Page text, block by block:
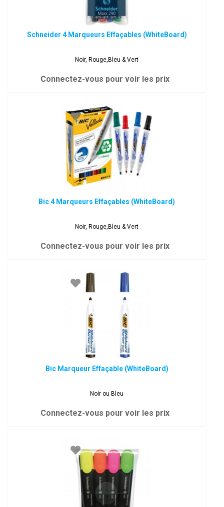
Schneider 4 Marqueurs Effaçables (WhiteBoard)
Noir, Rouge,Bleu & Vert
Connectez-vous pour voir les prix
Bic 4 Marqueurs Effaçables (WhiteBoard)
Noir, Rouge,Bleu & Vert
Connectez-vous pour voir les prix
Bic Marqueur Effaçable (WhiteBoard)
Noir ou Bleu
Connectez-vous pour voir les prix